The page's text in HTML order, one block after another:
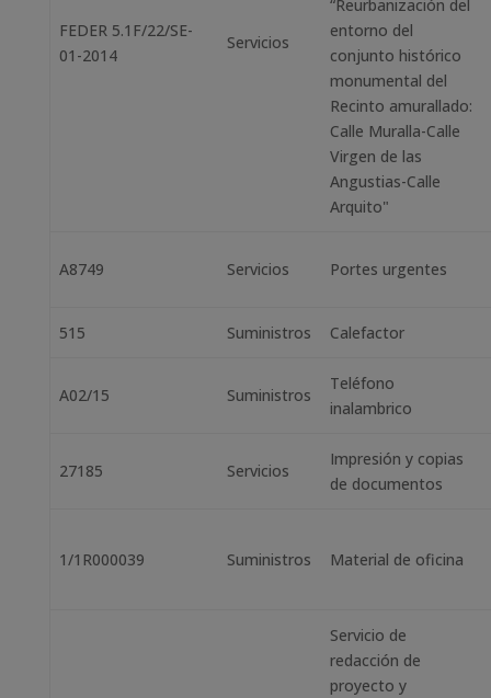
FEDER 5.1F/22/SE-
01-2014
Servicios
“Reurbanización del
entorno del
conjunto histórico
monumental del
Recinto amurallado:
Calle Muralla-Calle
Virgen de las
Angustias-Calle
Arquito"
A8749 Servicios Portes urgentes
515 Suministros Calefactor
A02/15 Suministros
Teléfono
inalambrico
27185 Servicios
Impresión y copias
de documentos
1/1R000039 Suministros Material de oficina
Servicio de
redacción de
proyecto y